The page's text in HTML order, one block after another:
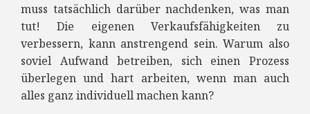
muss tatsächlich darüber nachdenken, was man
tut! Die eigenen Verkaufsfähigkeiten zu
verbessern, kann anstrengend sein. Warum also
soviel Aufwand betreiben, sich einen Prozess
überlegen und hart arbeiten, wenn man auch
alles ganz individuell machen kann?